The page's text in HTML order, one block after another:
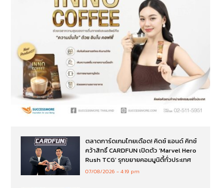
ตลาดการ์ดเกมไทยเดือด! คิดซ์ แอนด์ คิทซ์
คว้าสิทธิ์ CARDFUN เปิดตัว ‘Marvel Hero
Rush TCG’ รุกขยายคอมมูนิตี้ทั่วประเทศ
07/08/2026 4:19 pm